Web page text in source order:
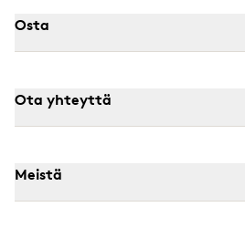
Osta
Ota yhteyttä
Meistä